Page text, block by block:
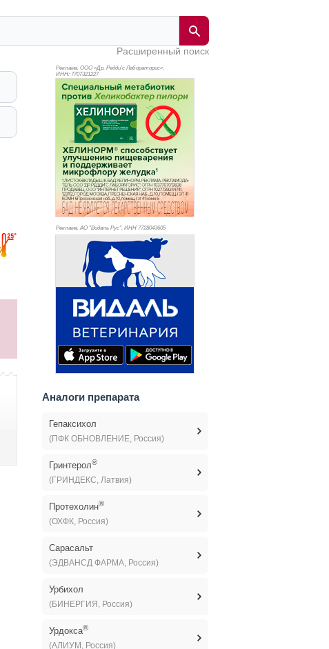
Расширенный поиск
Реклама. ООО «Др. Редди’с Лабораторис»,
ИНН: 7707321227
Реклама. АО "Видаль Рус", ИНН 7728043605
Аналоги препарата
Гепаксихол
(ПФК ОБНОВЛЕНИЕ, Россия)
Гринтерол®
(ГРИНДЕКС, Латвия)
Протехолин®
(ОХФК, Россия)
Сарасальт
(ЭДВАНСД ФАРМА, Россия)
Урбихол
(БИНЕРГИЯ, Россия)
Урдокса®
(АЛИУМ, Россия)